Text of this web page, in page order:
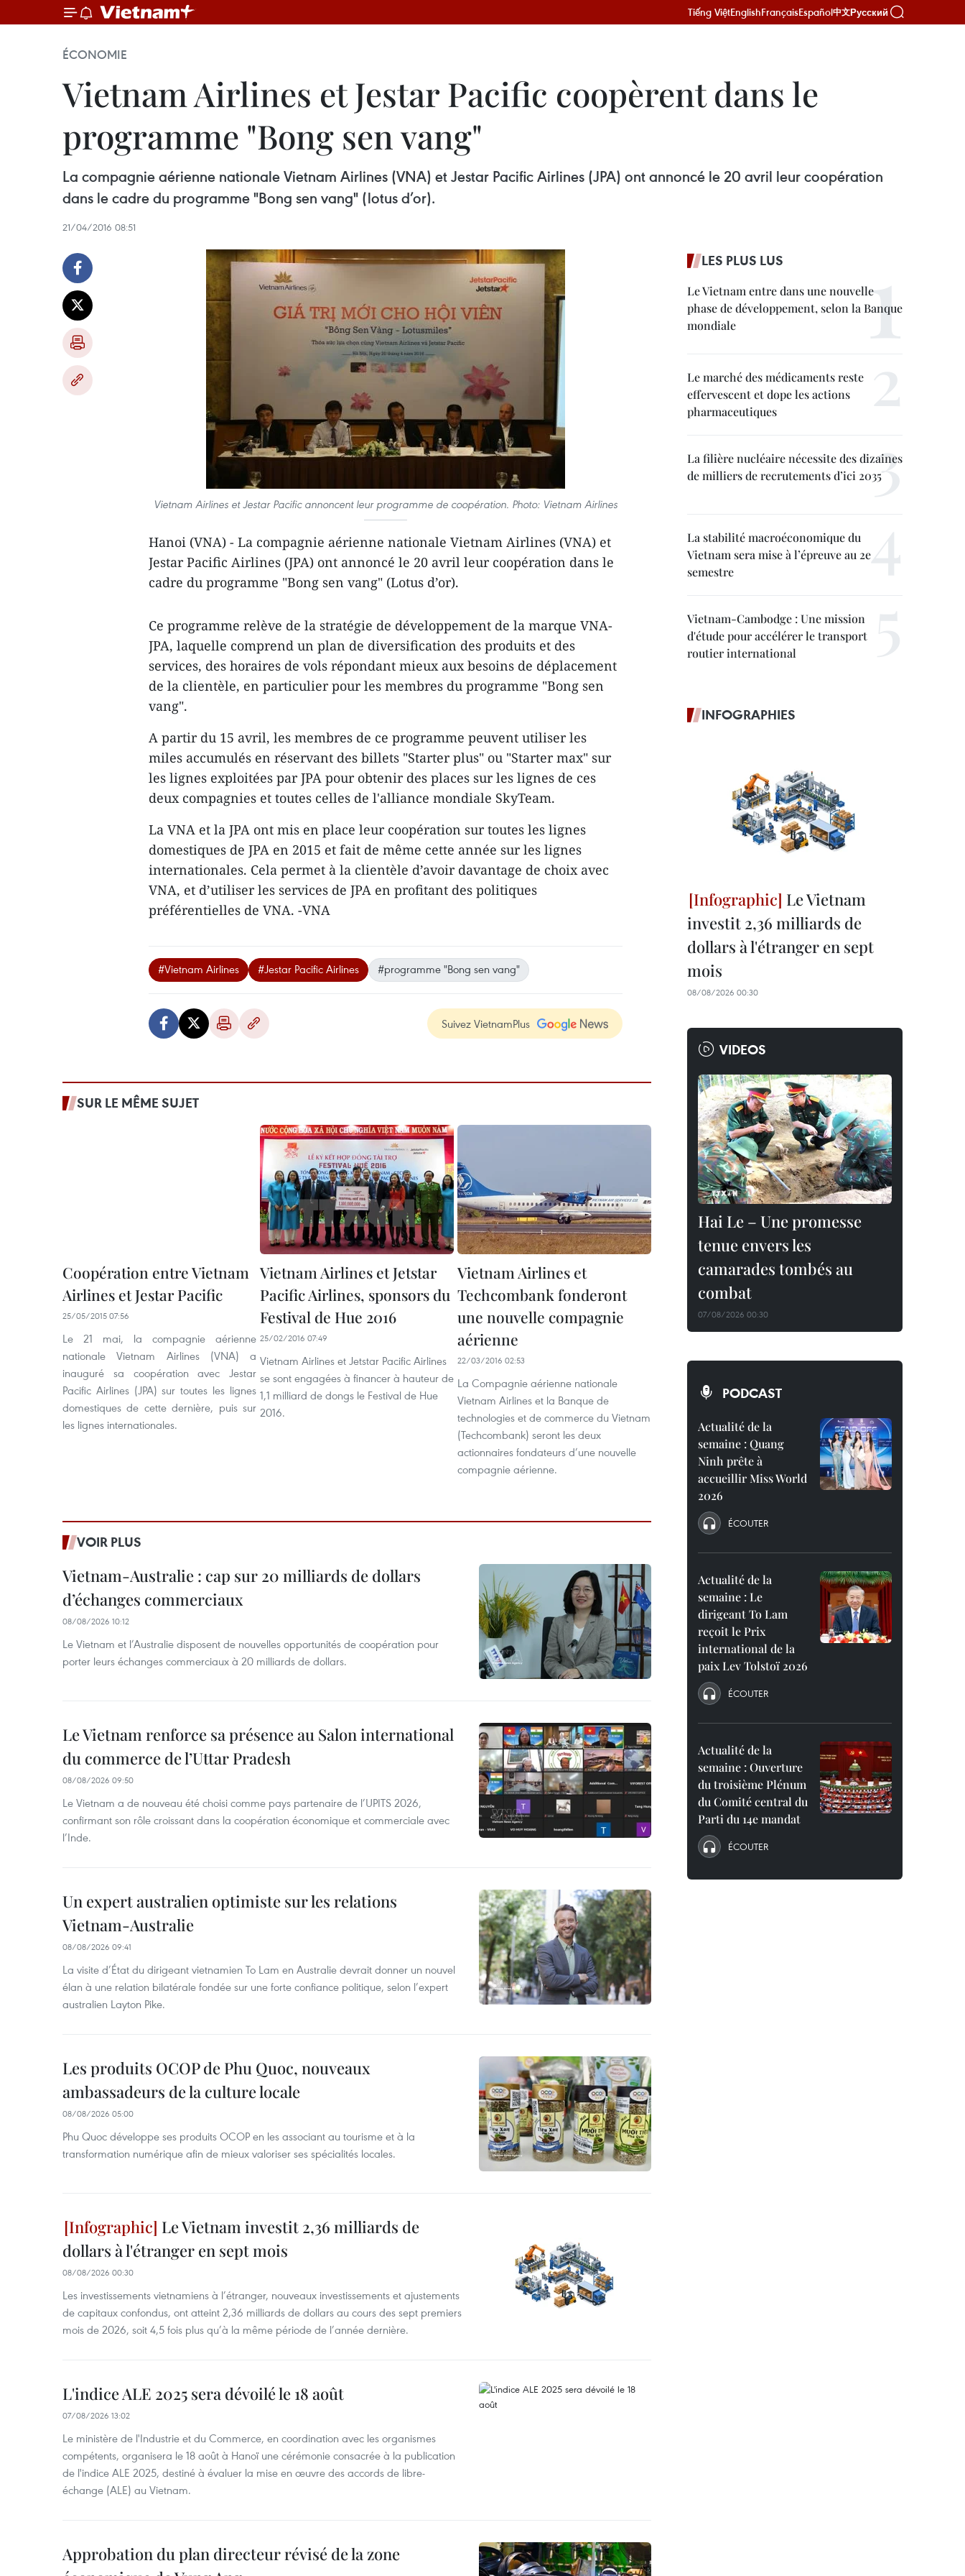
Tiếng ViệtEnglishFrançaisEspañol中文Русский
ÉCONOMIE
Vietnam Airlines et Jestar Pacific coopèrent dans le
programme ​"Bong sen vang​"
La compagnie aérienne nationale Vietnam Airlines (VNA) et Jestar Pacific Airlines (JPA) ont annoncé le 20 avril leur coopération
dans le cadre du programme ​"Bong sen vang​" (lotus d’or).
21/04/2016 08:51
Vietnam Airlines et Jestar Pacific annoncent leur programme de coopération. Photo: Vietnam Airlines
Hanoi (VNA) - La compagnie aérienne nationale Vietnam Airlines (VNA) et
Jestar Pacific Airlines (JPA) ont annoncé le 20 avril leur coopération dans le
cadre du programme ​"Bong sen vang​" (Lotus d’or).
Ce programme relève de la stratégie de développement de la marque VNA-
JPA, laquelle comprend un plan de diversification des produits et des
services, des horaires de vols répondant mieux aux besoins de déplacement
de la clientèle, en particulier pour les membres du programme ​"Bong sen
vang​".
A partir du 15 avril, les membres de ce programme peuvent utiliser les
miles accumulés ​en réservant des billets ​"Starter plu​s" ou ​"Starter max​" sur
les lignes exploitées par JPA ​pour obtenir des ​places sur les lignes de ces
deux compagnies ​et toutes celles de l'alliance mondiale SkyTeam.
La VNA et la JPA ont mis en place leur coopération sur toutes les lignes
domestiques de JPA en 2015 et fait de même cette année sur les lignes
internationales. Cela permet ​à la clientèle d’avoir davantage de choix avec
VNA, et d’utiliser les services de JPA en profitant des politiques
préférentielles de VNA. -VNA
#Vietnam Airlines #Jestar Pacific Airlines #programme ​"Bong sen vang​"
Suivez VietnamPlus
SUR LE MÊME SUJET
Coopération entre Vietnam
Airlines et Jestar Pacific
25/05/2015 07:56
Le 21 mai, la compagnie aérienne
nationale Vietnam Airlines (VNA) a
inauguré sa coopération avec Jestar
Pacific Airlines (JPA) sur toutes les lignes
domestiques de cette dernière, puis sur
les lignes internationales.
Vietnam Airlines et Jetstar
Pacific Airlines, sponsors du
Festival de Hue 2016
25/02/2016 07:49
Vietnam Airlines et Jetstar Pacific Airlines
se sont engagées à ​financer à hauteur de
1,1 milliard de dongs le Festival de Hue
2016.
Vietnam Airlines et
Techcombank fonderont
une nouvelle compagnie
aérienne
22/03/2016 02:53
La Compagnie aérienne nationale
Vietnam Airlines et la Banque de
technologies et de commerce du Vietnam
(Techcombank) seront les deux
actionnaires fondateurs d’une nouvelle
compagnie aérienne.
VOIR PLUS
Vietnam-Australie : cap sur 20 milliards de dollars
d’échanges commerciaux
08/08/2026 10:12
Le Vietnam et l’Australie disposent de nouvelles opportunités de coopération pour
porter leurs échanges commerciaux à 20 milliards de dollars.
Le Vietnam renforce sa présence au Salon international
du commerce de l’Uttar Pradesh
08/08/2026 09:50
Le Vietnam a de nouveau été choisi comme pays partenaire de l’UPITS 2026,
confirmant son rôle croissant dans la coopération économique et commerciale avec
l’Inde.
Un expert australien optimiste sur les relations
Vietnam-Australie
08/08/2026 09:41
La visite d’État du dirigeant vietnamien To Lam en Australie devrait donner un nouvel
élan à une relation bilatérale fondée sur une forte confiance politique, selon l’expert
australien Layton Pike.
Les produits OCOP de Phu Quoc, nouveaux
ambassadeurs de la culture locale
08/08/2026 05:00
Phu Quoc développe ses produits OCOP en les associant au tourisme et à la
transformation numérique afin de mieux valoriser ses spécialités locales.
Le Vietnam investit 2,36 milliards de
dollars à l'étranger en sept mois
08/08/2026 00:30
Les investissements vietnamiens à l’étranger, nouveaux investissements et ajustements
de capitaux confondus, ont atteint 2,36 milliards de dollars au cours des sept premiers
mois de 2026, soit 4,5 fois plus qu’à la même période de l’année dernière.
L'indice ALE 2025 sera dévoilé le 18 août
07/08/2026 13:02
Le ministère de l'Industrie et du Commerce, en coordination avec les organismes
compétents, organisera le 18 août à Hanoï une cérémonie consacrée à la publication
de l'indice ALE 2025, destiné à évaluer la mise en œuvre des accords de libre-
échange (ALE) au Vietnam.
Approbation du plan directeur révisé de la zone
LES PLUS LUS
Le Vietnam entre dans une nouvelle
phase de développement, selon la Banque
mondiale
Le marché des médicaments reste
effervescent et dope les actions
pharmaceutiques
La filière nucléaire nécessite des dizaines
de milliers de recrutements d’ici 2035
La stabilité macroéconomique du
Vietnam sera mise à l’épreuve au 2e
semestre
Vietnam-Cambodge : Une mission
d'étude pour accélérer le transport
routier international
INFOGRAPHIES
Le Vietnam
investit 2,36 milliards de
dollars à l'étranger en sept
mois
08/08/2026 00:30
VIDEOS
Hai Le – Une promesse
tenue envers les
camarades tombés au
combat
07/08/2026 00:30
PODCAST
Actualité de la
semaine : Quang
Ninh prête à
accueillir Miss World
2026
ÉCOUTER
Actualité de la
semaine : Le
dirigeant To Lam
reçoit le Prix
international de la
paix Lev Tolstoï 2026
ÉCOUTER
Actualité de la
semaine : Ouverture
du troisième Plénum
du Comité central du
Parti du 14e mandat
ÉCOUTER